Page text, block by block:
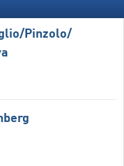
​Pinzolo/​